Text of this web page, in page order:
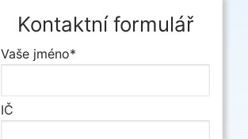
Kontaktní formulář
Vaše jméno*
IČ